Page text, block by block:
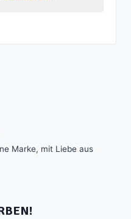
Marke, mit Liebe aus